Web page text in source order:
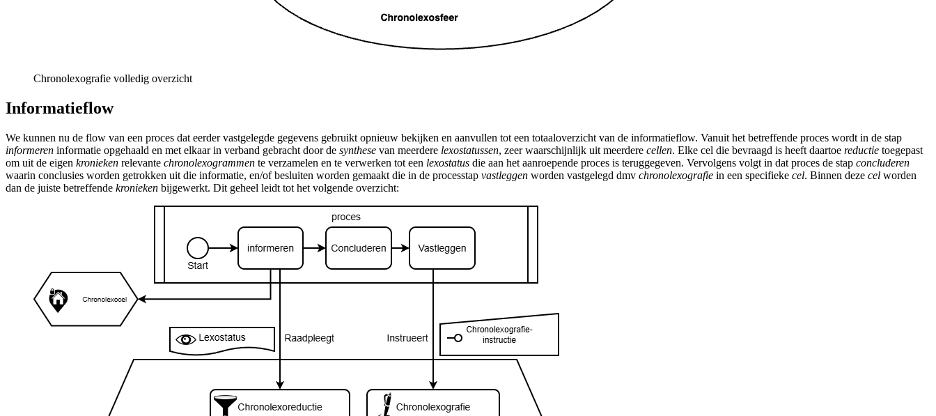
Chronolexografie volledig overzicht
Informatieflow
We kunnen nu de flow van een proces dat eerder vastgelegde gegevens gebruikt opnieuw bekijken en aanvullen tot een totaaloverzicht van de informatieflow. Vanuit het betreffende proces wordt in de stap
informeren informatie opgehaald en met elkaar in verband gebracht door de synthese van meerdere lexostatussen, zeer waarschijnlijk uit meerdere cellen. Elke cel die bevraagd is heeft daartoe reductie toegepast
om uit de eigen kronieken relevante chronolexogrammen te verzamelen en te verwerken tot een lexostatus die aan het aanroepende proces is teruggegeven. Vervolgens volgt in dat proces de stap concluderen
waarin conclusies worden getrokken uit die informatie, en/of besluiten worden gemaakt die in de processtap vastleggen worden vastgelegd dmv chronolexografie in een specifieke cel. Binnen deze cel worden
dan de juiste betreffende kronieken bijgewerkt. Dit geheel leidt tot het volgende overzicht: